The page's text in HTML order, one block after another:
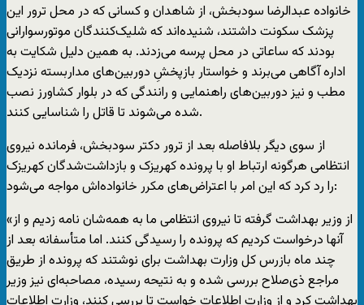
خانواده عبدالرضا سودبخش، از شاهدان و کسانی که در محل ترور این
پزشک سکونت داشتند، شنیده‌اند که شلیک‌کنندگان موتورسوارانی
بودند که ساعاتی در محل پرسه می‌زدند. به همین دلیل شکایت به
اداره آگاهی می‌برند و خواستار بازپخشِ دوربین‌های مداربسته نزدیک
مطب و نیز دوربین‌های راهنمایی و رانندگی که در بلوار کشاورز نصب
شده می‌شوند تا قاتل را شناسایی کنند.
از سوی دیگر بلافاصله بعد از ترور دکتر سودبخش، فرمانده نیروی
انتظامی هرگونه ارتباط او با پرونده کهریزک و بازداشت‌شدگان کهریزک
را رد کرد که این امر با اعتراض‌های مکرر خانواده‌اش مواجه می‌شود:
«از وزیر بهداشت گرفته تا نیروی انتظامی ما به همه‌شان نامه زدیم و از
آنها درخواست کردیم که پرونده را رسیدگی کنند. اما متأسفانه بعد از
چند ماه بازرس کل وزارت بهداشت برای نوشتند که پرونده از طریق
مراجع ذی‌صلاح بررسی شده و به نتیحه رسیده، مصاحبه‌ای نیز وزیر